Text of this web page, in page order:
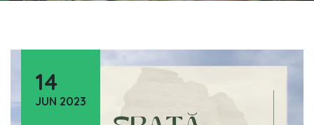
14
JUN 2023